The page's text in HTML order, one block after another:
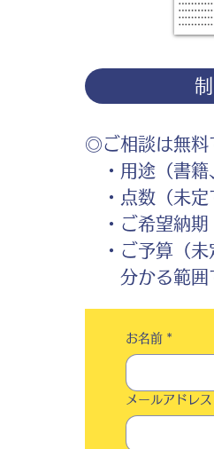
◎ご相談は無料
・用途（書籍
・点数（未定
・ご希望納期
・ご予算（未
分かる範囲で
お名前 *
メールアドレス